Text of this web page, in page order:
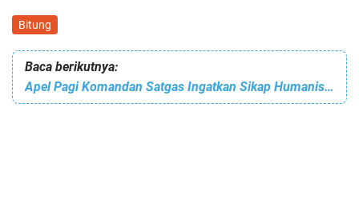
Bitung
Baca berikutnya:
Apel Pagi Komandan Satgas Ingatkan Sikap Humanis Harus Terus Diutamakan